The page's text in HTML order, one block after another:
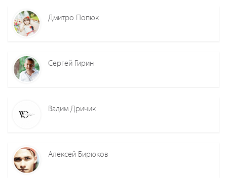
Дмитро Попюк
Сергей Гирин
Вадим Дричик
Алексей Бирюков